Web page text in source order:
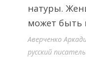
натуры.
может быть
Аверченко
русский писатель